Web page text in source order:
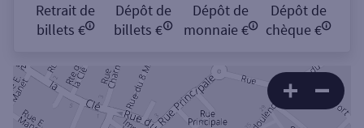
Retrait de
billets €
Dépôt de
billets €
Dépôt de
monnaie €
Dépôt de
chèque €